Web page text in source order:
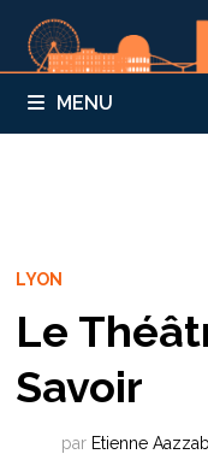
MENU
LYON
Le
Savoir
par Etienne Aazzab